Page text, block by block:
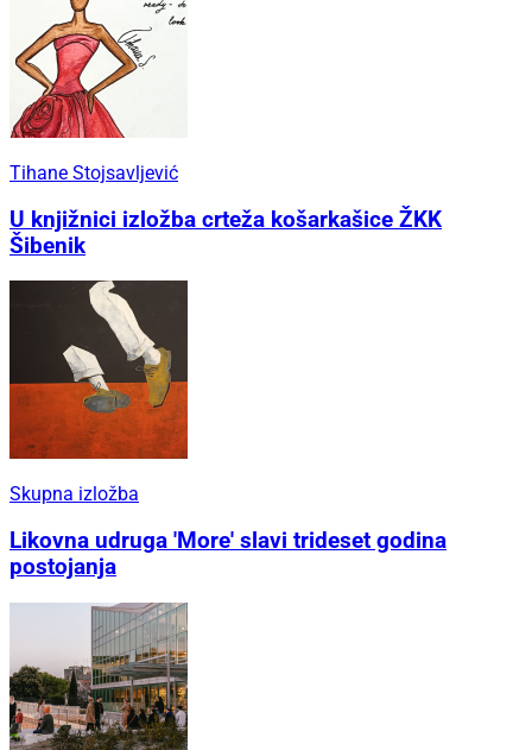
Tihane Stojsavljević
U knjižnici izložba crteža košarkašice ŽKK
Šibenik
Skupna izložba
Likovna udruga 'More' slavi trideset godina
postojanja